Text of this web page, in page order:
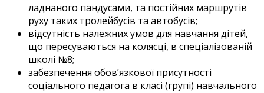
ладнаного пандусами, та постійних маршрутів
руху таких тролейбусів та автобусів;
відсутність належних умов для навчання дітей,
що пересуваються на колясці, в спеціалізованій
школі №8;
забезпечення обов’язкової присутності
соціального педагога в класі (групі) навчального